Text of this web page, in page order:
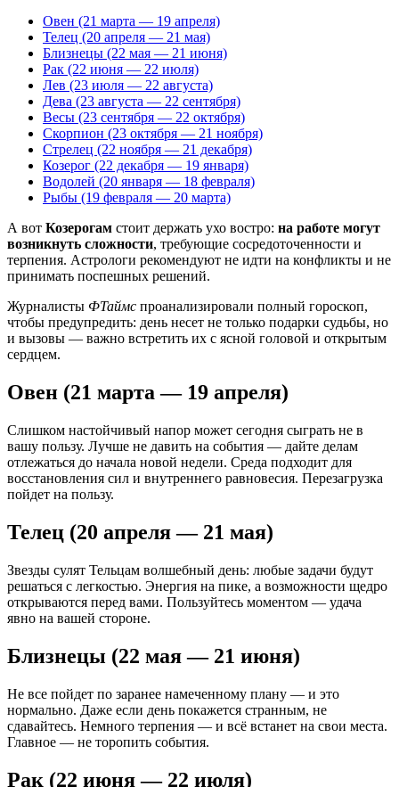
Овен (21 марта — 19 апреля)
Телец (20 апреля — 21 мая)
Близнецы (22 мая — 21 июня)
Рак (22 июня — 22 июля)
Лев (23 июля — 22 августа)
Дева (23 августа — 22 сентября)
Весы (23 сентября — 22 октября)
Скорпион (23 октября — 21 ноября)
Стрелец (22 ноября — 21 декабря)
Козерог (22 декабря — 19 января)
Водолей (20 января — 18 февраля)
Рыбы (19 февраля — 20 марта)
А вот Козерогам стоит держать ухо востро: на работе могут
возникнуть сложности, требующие сосредоточенности и
терпения. Астрологи рекомендуют не идти на конфликты и не
принимать поспешных решений.
Журналисты ФТаймс проанализировали полный гороскоп,
чтобы предупредить: день несет не только подарки судьбы, но
и вызовы — важно встретить их с ясной головой и открытым
сердцем.
Овен (21 марта — 19 апреля)
Слишком настойчивый напор может сегодня сыграть не в
вашу пользу. Лучше не давить на события — дайте делам
отлежаться до начала новой недели. Среда подходит для
восстановления сил и внутреннего равновесия. Перезагрузка
пойдет на пользу.
Телец (20 апреля — 21 мая)
Звезды сулят Тельцам волшебный день: любые задачи будут
решаться с легкостью. Энергия на пике, а возможности щедро
открываются перед вами. Пользуйтесь моментом — удача
явно на вашей стороне.
Близнецы (22 мая — 21 июня)
Не все пойдет по заранее намеченному плану — и это
нормально. Даже если день покажется странным, не
сдавайтесь. Немного терпения — и всё встанет на свои места.
Главное — не торопить события.
Рак (22 июня — 22 июля)